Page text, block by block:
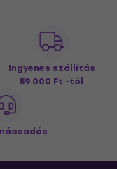
Ingyenes szállítás
59 000 Ft -tól